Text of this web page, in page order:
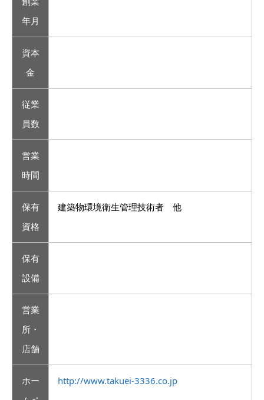
年月
資本
金
従業
員数
営業
時間
保有
資格
建築物環境衛生管理技術者 他
保有
設備
営業
所・
店舗
ホー
http://www.takuei-3336.co.jp